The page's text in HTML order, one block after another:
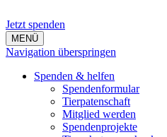
Jetzt spenden
MENÜ
Navigation überspringen
Spenden & helfen
Spendenformular
Tierpatenschaft
Mitglied werden
Spendenprojekte